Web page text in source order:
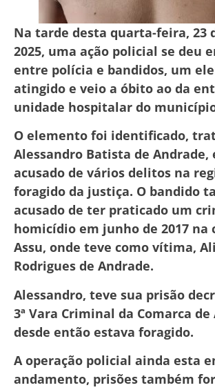
Na tarde desta quarta-feira, 23
2025, uma ação policial se deu
entre polícia e bandidos, um
atingido e veio a óbito ao da
unidade hospitalar do
O elemento foi identificado,
Alessandro Batista de Andrade,
acusado de vários delitos na
foragido da justiça. O bandido
acusado de ter praticado um
homicídio em junho de 2017 na
Assu, onde teve como vítima,
Rodrigues de Andrade.
Alessandro, teve sua prisão
3ª Vara Criminal da Comarca de
desde então estava foragido.
A operação policial ainda esta
andamento, prisões também